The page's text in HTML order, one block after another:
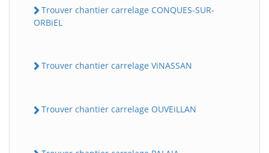
Trouver chantier carrelage CONQUES-SUR-
ORBiEL
Trouver chantier carrelage ViNASSAN
Trouver chantier carrelage OUVEiLLAN